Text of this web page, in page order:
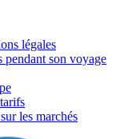
légales
pendant son voyage
les marchés